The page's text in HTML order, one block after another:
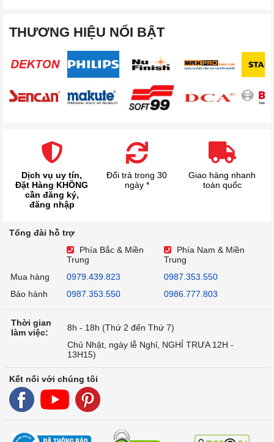
THƯƠNG HIỆU NỔI BẬT
Dịch vụ uy tín,
Đặt Hàng KHÔNG
cần đăng ký,
đăng nhập
Đổi trả trong 30
ngày *
Giao hàng nhanh
toàn quốc
Tổng đài hỗ trợ
Phía Bắc & Miền
Trung
Phía Nam & Miền
Trung
Mua hàng
0979.439.823
0987.353.550
Bảo hành
0987.353.550 0986.777.803
Thời gian
làm việc:
8h - 18h (Thứ 2 đến Thứ 7)
Chủ Nhật, ngày lễ Nghỉ, NGHỈ TRƯA 12H -
13H15)
Kết nối với chúng tôi